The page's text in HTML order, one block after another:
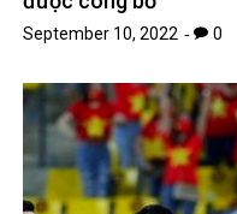
September 10, 2022 0